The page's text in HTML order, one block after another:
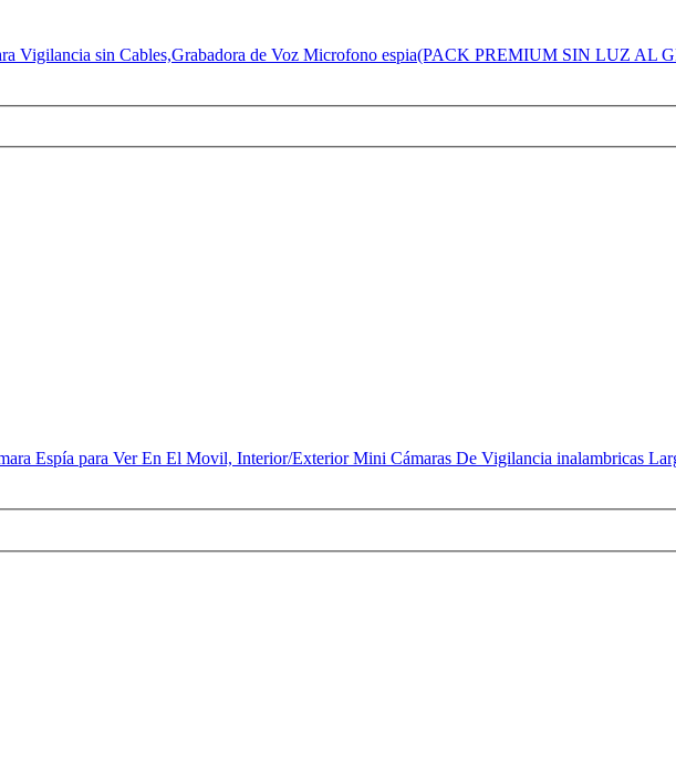
Vigilancia sin Cables,Grabadora de Voz Microfono espia(PACK PREMIUM SIN LUZ
Espía para Ver En El Movil, Interior/Exterior Mini Cámaras De Vigilancia inalambricas